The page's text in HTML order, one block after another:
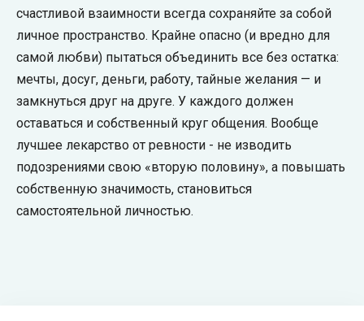
счастливой взаимности всегда сохраняйте за собой
личное пространство. Крайне опасно (и вредно для
самой любви) пытаться объединить все без остатка:
мечты, досуг, деньги, работу, тайные желания — и
замкнуться друг на друге. У каждого должен
оставаться и собственный круг общения. Вообще
лучшее лекарство от ревности - не изводить
подозрениями свою «вторую половину», а повышать
собственную значимость, становиться
самостоятельной личностью.